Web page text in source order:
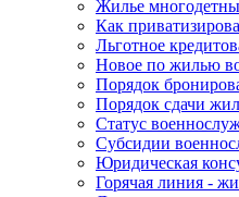
Жилье
Как
Льготное
Новое по жилью
Порядок
Порядок сдачи
Статус
Субсидии
Юридическая
Горячая линия -